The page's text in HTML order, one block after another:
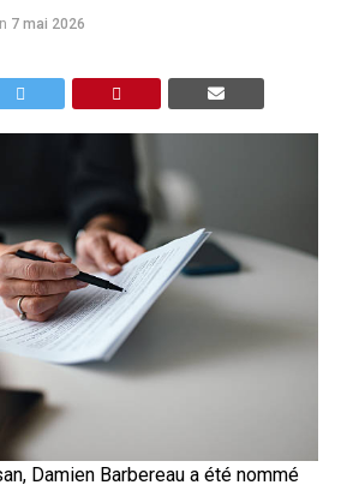
7 mai 2026
Damien Barbereau a été nommé